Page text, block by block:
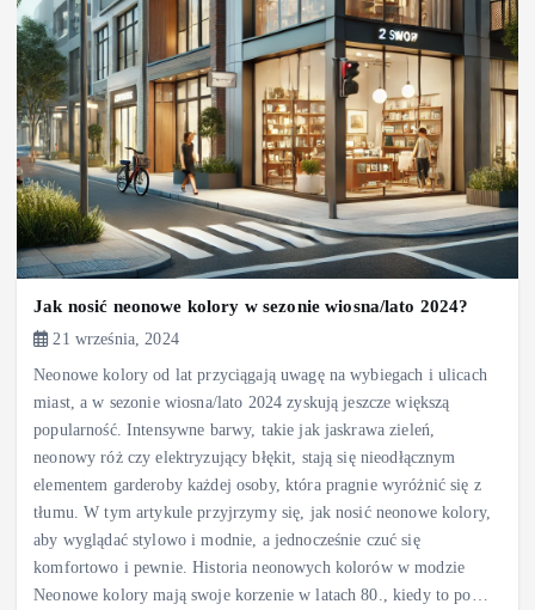
Jak nosić neonowe kolory w sezonie wiosna/lato 2024?
21 września, 2024
Neonowe kolory od lat przyciągają uwagę na wybiegach i ulicach
miast, a w sezonie wiosna/lato 2024 zyskują jeszcze większą
popularność. Intensywne barwy, takie jak jaskrawa zieleń,
neonowy róż czy elektryzujący błękit, stają się nieodłącznym
elementem garderoby każdej osoby, która pragnie wyróżnić się z
tłumu. W tym artykule przyjrzymy się, jak nosić neonowe kolory,
aby wyglądać stylowo i modnie, a jednocześnie czuć się
komfortowo i pewnie. Historia neonowych kolorów w modzie
Neonowe kolory mają swoje korzenie w latach 80., kiedy to po…